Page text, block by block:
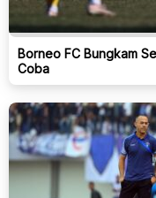
Borneo FC Bungkam
Coba